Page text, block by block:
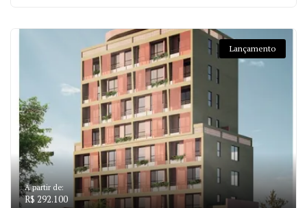
Lançamento
A partir de:
R$ 292.100